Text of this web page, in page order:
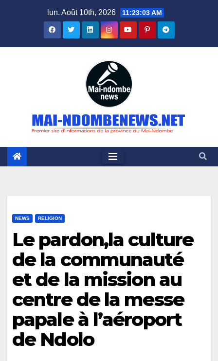
lun. Août 10th, 2026 11:23:04 AM
NEWS RELIGION
Le pardon,la culture
de la communauté
et de la mission au
centre de la messe
papale à l’aéroport
de Ndolo